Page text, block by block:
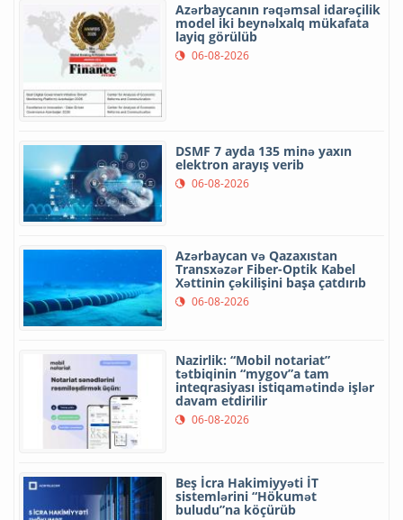
Azərbaycanın rəqəmsal idarəçilik
model iki beynəlxalq mükafata
layiq görülüb
06-08-2026
DSMF 7 ayda 135 minə yaxın
elektron arayış verib
06-08-2026
Azərbaycan və Qazaxıstan
Transxəzər Fiber-Optik Kabel
Xəttinin çəkilişini başa çatdırıb
06-08-2026
Nazirlik: “Mobil notariat”
tətbiqinin “mygov”a tam
inteqrasiyası istiqamətində işlər
davam etdirilir
06-08-2026
Beş İcra Hakimiyyəti İT
sistemlərini “Hökumət
buludu”na köçürüb